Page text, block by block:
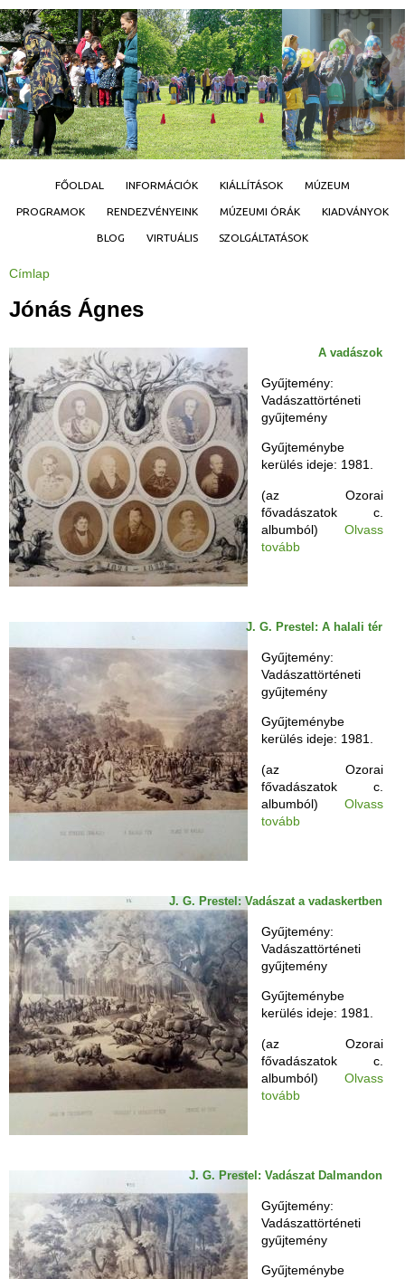
Jump to navigation
FŐOLDAL INFORMÁCIÓK KIÁLLÍTÁSOK MÚZEUM
PROGRAMOK RENDEZVÉNYEINK MÚZEUMI ÓRÁK KIADVÁNYOK
BLOG VIRTUÁLIS SZOLGÁLTATÁSOK
J
e
e
g
i
h
e
l
y
Címlap
Jónás Ágnes
A vadászok
Gyűjtemény:
Vadászattörténeti
gyűjtemény
Gyűjteménybe
kerülés ideje: 1981.
(az Ozorai
fővadászatok c.
albumból) Olvass
tovább
J. G. Prestel: A halali tér
Gyűjtemény:
Vadászattörténeti
gyűjtemény
Gyűjteménybe
kerülés ideje: 1981.
(az Ozorai
fővadászatok c.
albumból) Olvass
tovább
J. G. Prestel: Vadászat a vadaskertben
Gyűjtemény:
Vadászattörténeti
gyűjtemény
Gyűjteménybe
kerülés ideje: 1981.
(az Ozorai
fővadászatok c.
albumból) Olvass
tovább
J. G. Prestel: Vadászat Dalmandon
Gyűjtemény:
Vadászattörténeti
gyűjtemény
Gyűjteménybe